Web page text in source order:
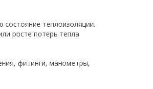
теплоизоляции.
росте потерь тепла
фитинги, манометры,